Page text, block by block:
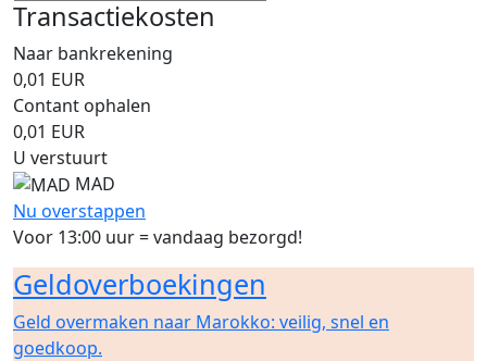
Transactiekosten
Naar bankrekening
0,01 EUR
Contant ophalen
0,01 EUR
U verstuurt
MAD
Nu overstappen
Voor 13:00 uur = vandaag bezorgd!
Geldoverboekingen
Geld overmaken naar Marokko: veilig, snel en
goedkoop.